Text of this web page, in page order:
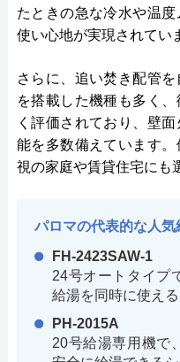
たときの急な冷水や温
使い心地が実現されてい
さらに、追い焚き配管
を搭載した機種も多く
く評価されており、壁
能を多数備えています
視の家庭や賃貸住宅にも
パロマの代表的な人気
FH-2423SAW-1
24号オートタイプ
給湯を同時に使える
PH-2015A
20号給湯専用機で